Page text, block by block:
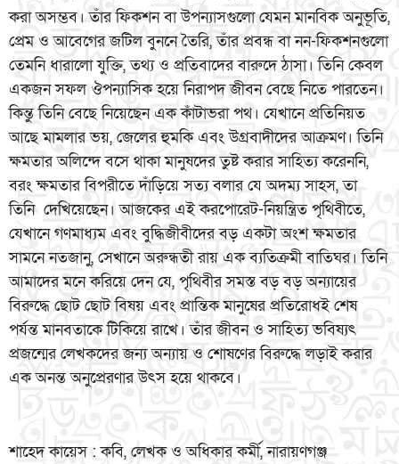
করা অসম্ভব। তাঁর ফিকশন বা উপন্যাসগুলো যেমন মানবিক অনুভূতি,
প্রেম ও আবেগের জটিল বুননে তৈরি, তাঁর প্রবন্ধ বা নন-ফিকশনগুলো
তেমনি ধারালো যুক্তি, তথ্য ও প্রতিবাদের বারুদে ঠাসা। তিনি কেবল
একজন সফল ঔপন্যাসিক হয়ে নিরাপদ জীবন বেছে নিতে পারতেন।
কিন্তু তিনি বেছে নিয়েছেন এক কাঁটাভরা পথ। যেখানে প্রতিনিয়ত
আছে মামলার ভয়, জেলের হুমকি এবং উগ্রবাদীদের আক্রমণ। তিনি
ক্ষমতার অলিন্দে বসে থাকা মানুষদের তুষ্ট করার সাহিত্য করেননি,
বরং ক্ষমতার বিপরীতে দাঁড়িয়ে সত্য বলার যে অদম্য সাহস, তা
তিনি দেখিয়েছেন। আজকের এই করপোরেট-নিয়ন্ত্রিত পৃথিবীতে,
যেখানে গণমাধ্যম এবং বুদ্ধিজীবীদের বড় একটা অংশ ক্ষমতার
সামনে নতজানু, সেখানে অরুন্ধতী রায় এক ব্যতিক্রমী বাতিঘর। তিনি
আমাদের মনে করিয়ে দেন যে, পৃথিবীর সমস্ত বড় বড় অন্যায়ের
বিরুদ্ধে ছোট ছোট বিষয় এবং প্রান্তিক মানুষের প্রতিরোধই শেষ
পর্যন্ত মানবতাকে টিকিয়ে রাখে। তাঁর জীবন ও সাহিত্য ভবিষ্যৎ
প্রজন্মের লেখকদের জন্য অন্যায় ও শোষণের বিরুদ্ধে লড়াই করার
এক অনন্ত অনুপ্রেরণার উৎস হয়ে থাকবে।
শাহেদ কায়েস : কবি, লেখক ও অধিকার কর্মী, নারায়ণগঞ্জ